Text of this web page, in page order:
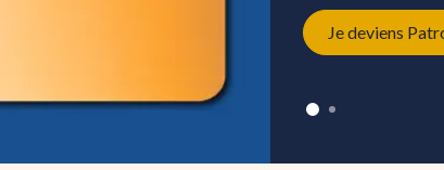
Je deviens